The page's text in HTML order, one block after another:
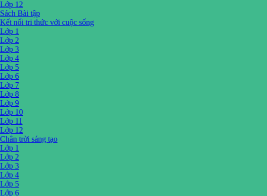
Lớp 12
Sách Bài tập
Kết nối tri thức với cuộc sống
Lớp 1
Lớp 2
Lớp 3
Lớp 4
Lớp 5
Lớp 6
Lớp 7
Lớp 8
Lớp 9
Lớp 10
Lớp 11
Lớp 12
Chân trời sáng tạo
Lớp 1
Lớp 2
Lớp 3
Lớp 4
Lớp 5
Lớp 6